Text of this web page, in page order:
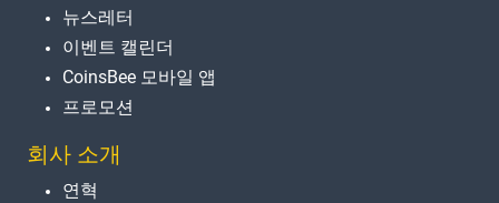
뉴스레터
이벤트 캘린더
CoinsBee 모바일 앱
프로모션
회사 소개
연혁